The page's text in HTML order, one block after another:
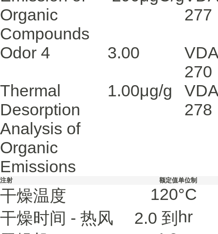
Organic
Compounds
277
Odor 4 3.00
VDA
270
Thermal
Desorption
Analysis of
Organic
Emissions
1.00μg/g
VDA
278
注射 额定值单位制
干燥温度 120°C
干燥时间 - 热风
2.0 到 hr